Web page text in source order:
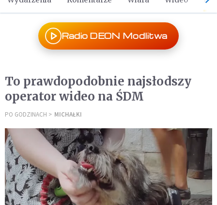
Radio DEON Modlitwa
To prawdopodobnie najsłodszy
operator wideo na ŚDM
PO GODZINACH MICHAŁKI